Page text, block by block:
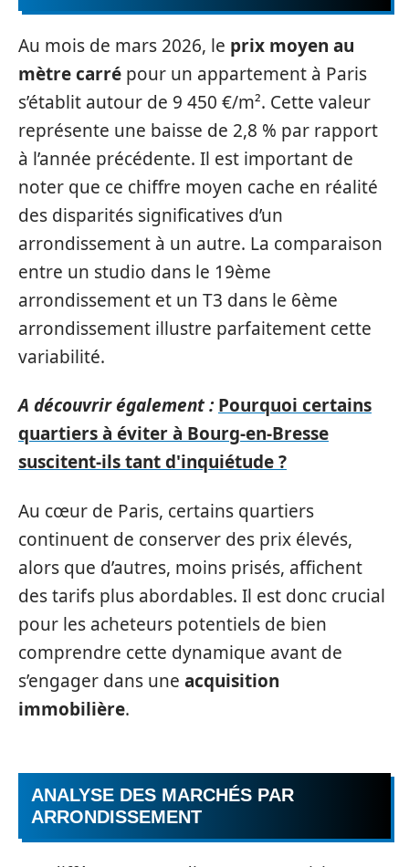
Au mois de mars 2026, le prix moyen au
mètre carré pour un appartement à Paris
s’établit autour de 9 450 €/m². Cette valeur
représente une baisse de 2,8 % par rapport
à l’année précédente. Il est important de
noter que ce chiffre moyen cache en réalité
des disparités significatives d’un
arrondissement à un autre. La comparaison
entre un studio dans le 19ème
arrondissement et un T3 dans le 6ème
arrondissement illustre parfaitement cette
variabilité.
A découvrir également : Pourquoi certains
quartiers à éviter à Bourg-en-Bresse
suscitent-ils tant d'inquiétude ?
Au cœur de Paris, certains quartiers
continuent de conserver des prix élevés,
alors que d’autres, moins prisés, affichent
des tarifs plus abordables. Il est donc crucial
pour les acheteurs potentiels de bien
comprendre cette dynamique avant de
s’engager dans une acquisition
immobilière.
ANALYSE DES MARCHÉS PAR
ARRONDISSEMENT